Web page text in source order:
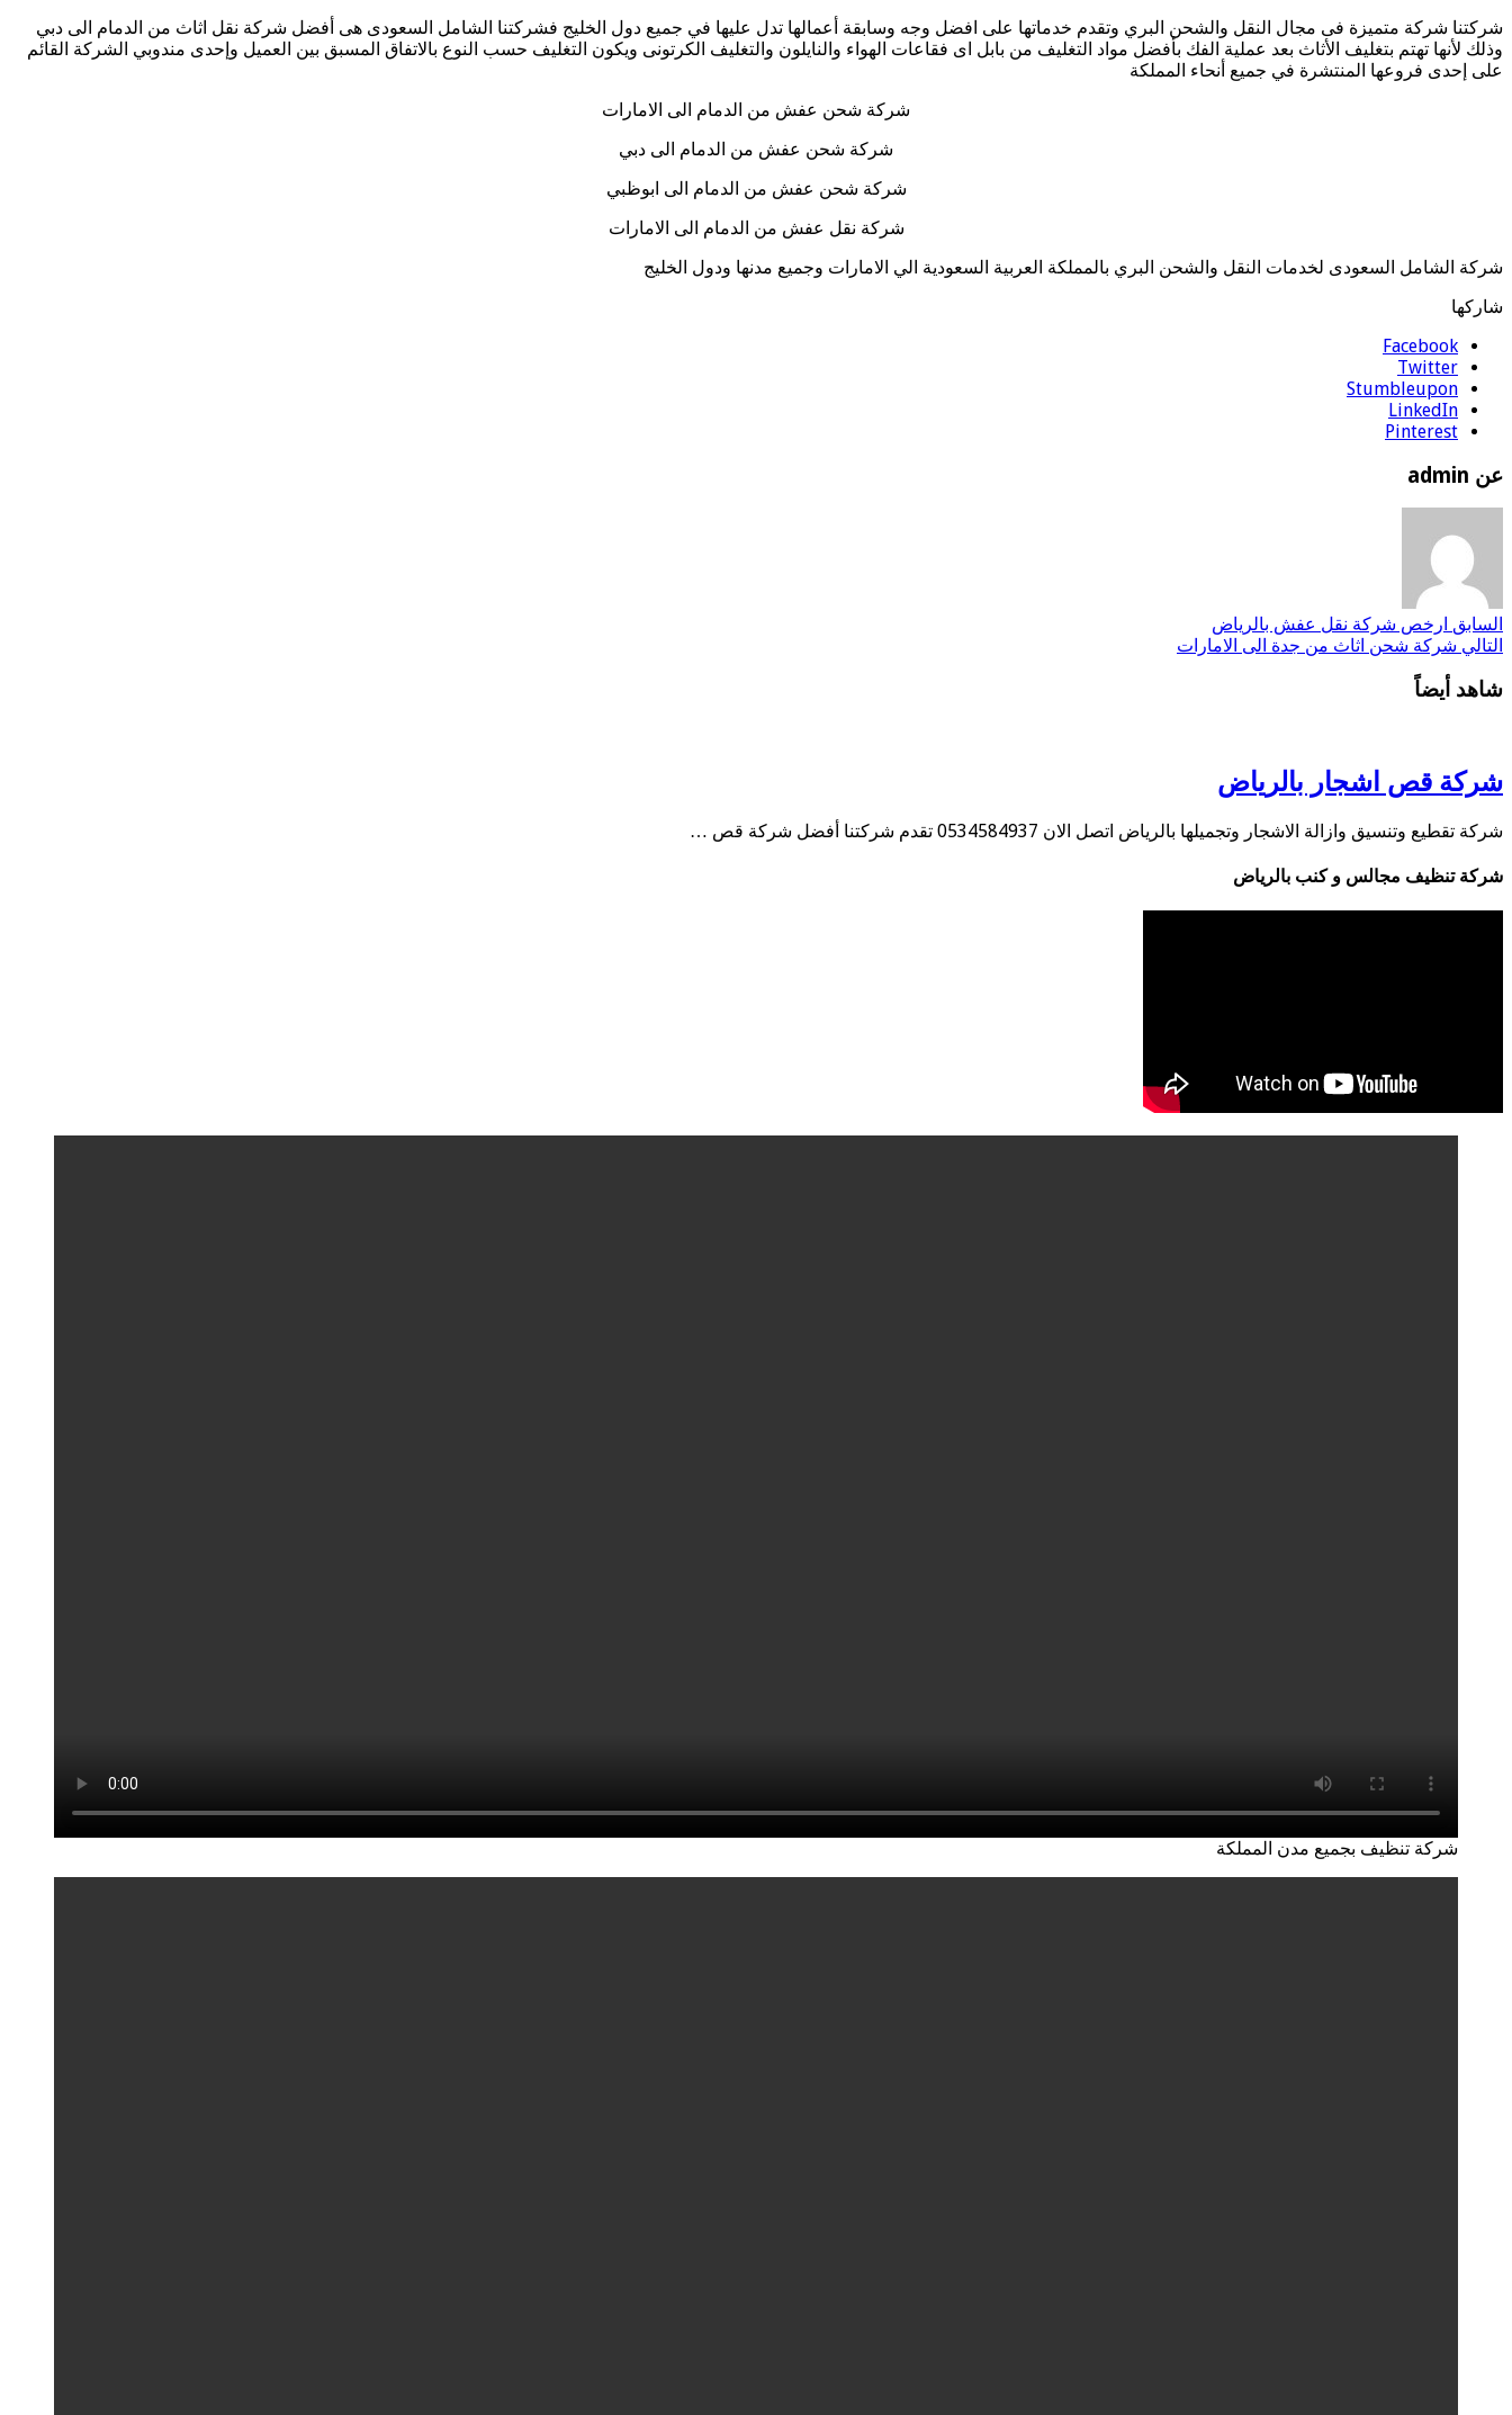
شركتنا شركة متميزة فى مجال النقل والشحن البري وتقدم خدماتها على افضل وجه وسابقة أعمالها تدل عليها في جميع دول الخليج فشركتنا الشامل السعودى هى أفضل شركة نقل اثاث من الدمام الى دبي
وذلك لأنها تهتم بتغليف الأثاث بعد عملية الفك بأفضل مواد التغليف من بابل اى فقاعات الهواء والنايلون والتغليف الكرتونى ويكون التغليف حسب النوع بالاتفاق المسبق بين العميل وإحدى مندوبي الشركة القائم
على إحدى فروعها المنتشرة في جميع أنحاء المملكة
شركة شحن عفش من الدمام الى الامارات
شركة شحن عفش من الدمام الى دبي
شركة شحن عفش من الدمام الى ابوظبي
شركة نقل عفش من الدمام الى الامارات
شركة الشامل السعودى لخدمات النقل والشحن البري بالمملكة العربية السعودية الي الامارات وجميع مدنها ودول الخليج
شاركها
Facebook
Twitter
Stumbleupon
LinkedIn
Pinterest
عن admin
السابق ارخص شركة نقل عفش بالرياض
التالي شركة شحن اثاث من جدة الى الامارات
شاهد أيضاً
شركة قص اشجار بالرياض
شركة تقطيع وتنسيق وازالة الاشجار وتجميلها بالرياض اتصل الان 0534584937 تقدم شركتنا أفضل شركة قص …
شركة تنظيف مجالس و كنب بالرياض
شركة تنظيف بجميع مدن المملكة